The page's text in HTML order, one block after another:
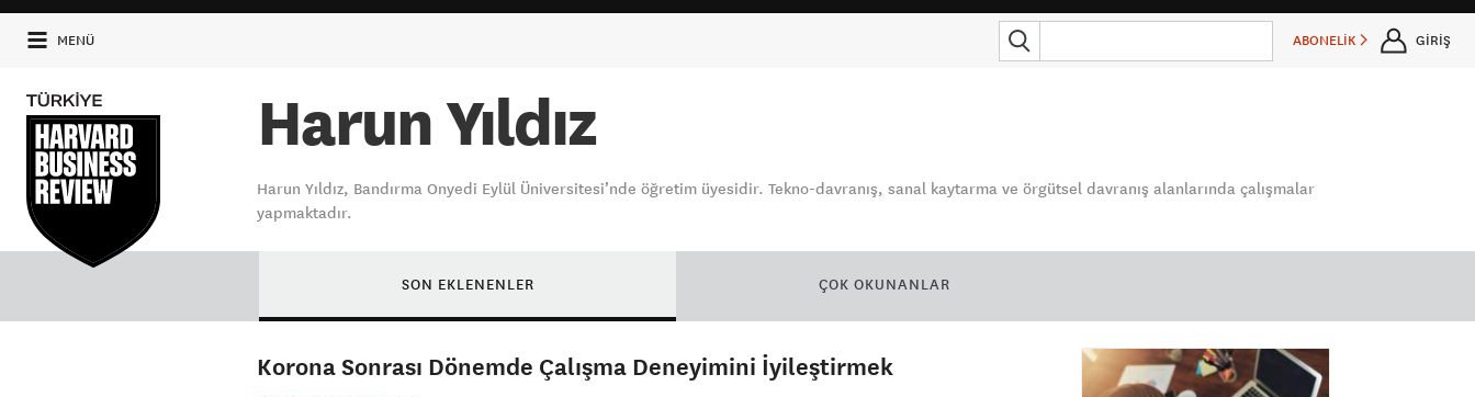
MENÜ ABONELİK GİRİŞ
Harun Yıldız
Harun Yıldız, Bandırma Onyedi Eylül Üniversitesi’nde öğretim üyesidir. Tekno-davranış, sanal kaytarma ve örgütsel davranış alanlarında çalışmalar
yapmaktadır.
SON EKLENENLER ÇOK OKUNANLAR
Korona Sonrası Dönemde Çalışma Deneyimini İyileştirmek